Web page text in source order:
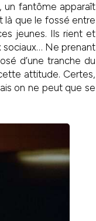
un fantôme apparaît
là que le fossé entre
jeunes. Ils rient et
sociaux… Ne prenant
d’une tranche du
attitude. Certes,
on ne peut que se